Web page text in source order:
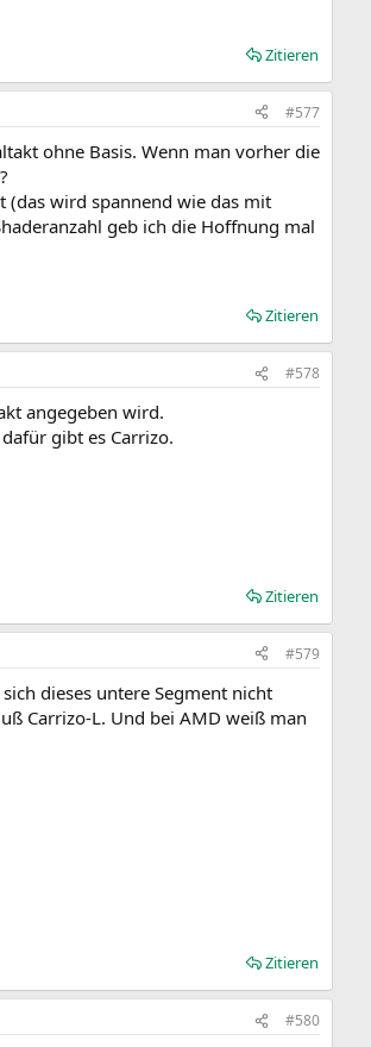
Zitieren
#577
ohne Basis. Wenn man vorher die
(das wird spannend wie das mit
geb ich die Hoffnung mal
Zitieren
#578
angegeben wird.
gibt es Carrizo.
Zitieren
#579
dieses untere Segment nicht
Carrizo-L. Und bei AMD weiß man
Zitieren
#580